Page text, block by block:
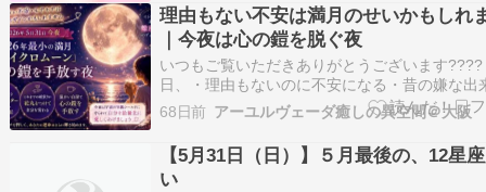
金星とはアンバ…
理由もない不安は満月のせいかもしれ
｜今夜は心の鎧を脱ぐ夜
いつもご覧いただきありがとうございます
日、・理由もないのに不安になる・昔の嫌な出
思い出す・なぜか心が落ち着かない・人間関係
モヤするそんな状態になっていませんでしたか
心当たりがあるなら、それはあなたが弱いから
ネガティブだからでもありません…
68日前 アーユルヴェーダ癒しの異空間＠大阪
【5月31日（日）】５月最後の、12星
い